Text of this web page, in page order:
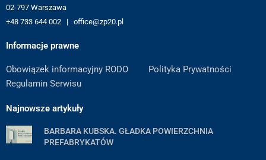
02-797 Warszawa
+48 733 644 002 | office@zp20.pl
Informacje prawne
Obowiązek informacyjny RODO
Polityka Prywatności
Regulamin Serwisu
Najnowsze artykuły
BARBARA KUBSKA. GŁADKA POWIERZCHNIA
PREFABRYKATÓW